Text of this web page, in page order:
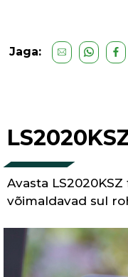
Jaga:
Avasta
võimaldavad sul